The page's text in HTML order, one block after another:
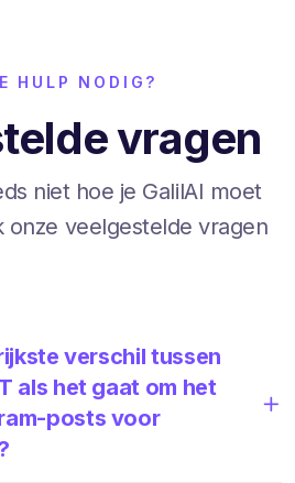
HULP NODIG?
vragen
niet hoe je GalilAI moet
onze veelgestelde vragen
verschil tussen
als het gaat om het
posts voor